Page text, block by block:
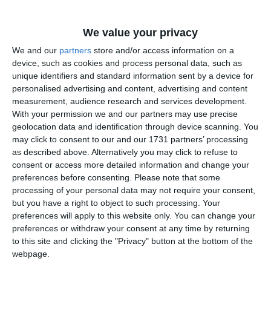
We value your privacy
We and our partners store and/or access information on a
device, such as cookies and process personal data, such as
unique identifiers and standard information sent by a device for
personalised advertising and content, advertising and content
measurement, audience research and services development.
With your permission we and our partners may use precise
geolocation data and identification through device scanning. You
may click to consent to our and our 1731 partners’ processing
as described above. Alternatively you may click to refuse to
consent or access more detailed information and change your
preferences before consenting.
Please note that some
processing of your personal data may not require your consent,
but you have a right to object to such processing. Your
preferences will apply to this website only. You can change your
preferences or withdraw your consent at any time by returning
to this site and clicking the "Privacy" button at the bottom of the
webpage.
La termenul din 28 martie 2023, Tribunalul Mureș a decis
disjungerea acțiunilor formulate de 14 dintre reclamanți și
trimiterea dosarelor nou formate pe rolul instanțelor
competente teritorial, păstrând pe rolul său doar dosarul
uneia dintre reclamante, magistratul Ioana Cristina
Gârbuleț, în privința căreia instanța a rămas în pronunțare.